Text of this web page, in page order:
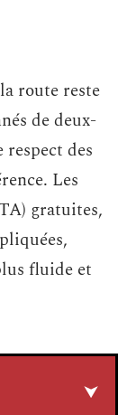
route reste
de deux-
des
Les
gratuites,
fluide et